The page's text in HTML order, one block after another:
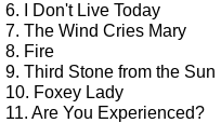
6. I Don't Live Today
7. The Wind Cries Mary
8. Fire
9. Third Stone from the Sun
10. Foxey Lady
11. Are You Experienced?